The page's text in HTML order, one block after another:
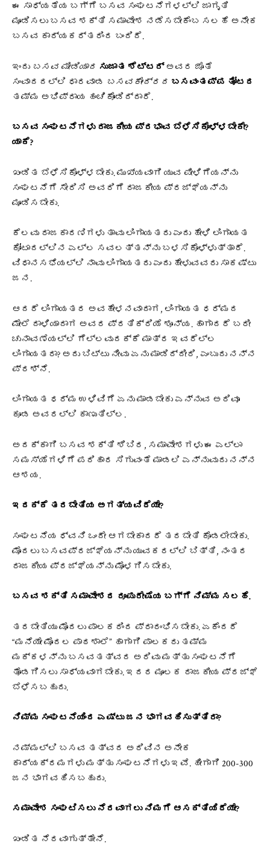
ಈ ಸಾಧ್ಯತೆಯ ಬಗ್ಗೆ ಬಸವ ಸಂಘಟನೆಗಳಲ್ಲಿ ಜಾಗೃತಿ
ಮೂಡಿಸಲು ಬಸವ ಶಕ್ತಿ ಸಮಾವೇಶ ನಡೆಸಬೇಕೆಂಬ ಸಲಹೆ ಅನೇಕ
ಬಸವ ಕಾರ್ಯಕರ್ತರಿಂದ ಬಂದಿದೆ.
ಇಂದು ಬಸವ ಮೀಡಿಯಾದ ಸುಜಾತ ಶೆಟ್ಟರ್ಅವರ ಜೊತೆ
ಸಂವಾದದಲ್ಲಿ ಧಾರವಾಡ ಬಸವಕೇಂದ್ರದ ಬಸವಂತಪ್ಪ ತೋಟದ
ತಮ್ಮ ಅಭಿಪ್ರಾಯ ಹಂಚಿಕೊಂಡಿದ್ದಾರೆ.
ಬಸವ ಸಂಘಟನೆಗಳು ರಾಜಕೀಯ ಪ್ರಭಾವ ಬೆಳೆಸಿಕೊಳ್ಳಬೇಕೇ?
ಯಾಕೆ?
ಖಂಡಿತ ಬೆಳೆಸಿಕೊಳ್ಳಬೇಕು. ಮುಖ್ಯವಾಗಿ ಯುವ ಪೀಳಿಗೆಯನ್ನು
ಸಂಘಟನೆಗೆ ಸೇರಿಸಿ ಅವರಿಗೆ ರಾಜಕೀಯ ಪ್ರಜ್ಞೆಯನ್ನು
ಮೂಡಿಸಬೇಕು.
ಕೆಲವು ರಾಜಕಾರಣಿಗಳು ತಾವು ಲಿಂಗಾಯತರು ಎಂದು ಹೇಳಿ ಲಿಂಗಾಯತ
ಕೋಟಾದಲ್ಲಿನ ಎಲ್ಲ ಸವಲತ್ತನ್ನು ಬಳಸಿಕೊಳ್ಳುತ್ತಾರೆ.
ವಿಧಾನಸಭೆಯಲ್ಲಿ ನಾವು ಲಿಂಗಾಯತರು ಎಂದು ಹೇಳುವವರು ಸಾಕಷ್ಟು
ಜನ.
ಆದರೆ ಲಿಂಗಾಯತರ ಅವಹೇಳನವಾದಾಗ, ಲಿಂಗಾಯತ ಧರ್ಮದ
ಮೇಲೆ ದಾಳಿಯಾದಾಗ ಅವರ ಪ್ರತಿಕ್ರಿಯೆ ಶೂನ್ಯ. ಹಾಗಾದರೆ ಬರೀ
ಚುನಾವಣೆಯಲ್ಲಿ ಗೆಲ್ಲವುದಕ್ಕೆ ಮಾತ್ರ ಇವರೆಲ್ಲ
ಲಿಂಗಾಯತರಾ? ಅದು ಬಿಟ್ಟು ನೀವು ಏನು ಮಾಡಿದ್ದೀರಿ, ಎಂಬುದು ನನ್ನ
ಪ್ರಶ್ನೆ.
ಲಿಂಗಾಯತ ಧರ್ಮ ಉಳಿವಿಗೆ ಏನು ಮಾಡಬೇಕು ಎನ್ನುವ ಅರಿವೂ
ಕೂಡ ಅವರಲ್ಲಿ ಕಾಣುತಿಲ್ಲ.
ಅದಕ್ಕಾಗಿ ಬಸವ ಶಕ್ತಿ ಶಿಬಿರ, ಸಮಾವೇಶಗಳು ಈ ಎಲ್ಲಾ
ಸಮಸ್ಯೆಗಳಿಗೆ ಪರಿಹಾರ ಸಿಗುವಂತೆ ಮಾಡಲಿ ಎನ್ನುವುದು ನನ್ನ
ಆಶಯ.
ಇದಕ್ಕೆ ತರಬೇತಿಯ ಅಗತ್ಯವಿದೆಯೇ?
ಸಂಘಟನೆಯ ಧ್ವನಿ ಒಂದೇ ಆಗಬೇಕಾದರೆ ತರಬೇತಿ ಕೊಡಲೇಬೇಕು.
ಮೊದಲು ಬಸವಪ್ರಜ್ಞೆಯನ್ನು ಯುವಕರಲ್ಲಿ ಬಿತ್ತಿ, ನಂತರ
ರಾಜಕೀಯ ಪ್ರಜ್ಞೆಯನ್ನು ಮೊಳಗಿಸಬೇಕು.
ಬಸವ ಶಕ್ತಿ ಸಮಾವೇಶದ ರೂಪುರೇಷೆಯ ಬಗ್ಗೆ ನಿಮ್ಮ ಸಲಹೆ.
ತರಬೇತಿಯು ಮೊದಲು ಪಾಲಕರಿಂದ ಪ್ರಾರಂಭಿಸಬೇಕು. ಏಕೆಂದರೆ
“ಮನೆಯೇ ಮೊದಲ ಪಾಠಶಾಲೆ” ಹಾಗಾಗಿ ಪಾಲಕರು ತಮ್ಮ
ಮಕ್ಕಳನ್ನು ಬಸವತತ್ವದ ಅರಿವು ಮತ್ತು ಸಂಘಟನೆಗೆ
ತೊಡಗಿಸಲು ಸಾಧ್ಯವಾಗಬೇಕು. ಇದರ ಮೂಲಕ ರಾಜಕೀಯ ಪ್ರಜ್ಞೆ
ಬೆಳೆಸಬಹುದು.
ನಿಮ್ಮ ಸಂಘಟನೆಯಿಂದ ಎಷ್ಟು ಜನ ಭಾಗವಹಿಸುತ್ತಿರಾ?
ನಮ್ಮಲ್ಲಿ ಬಸವ ತತ್ವದ ಅರಿವಿನ ಅನೇಕ
ಕಾರ್ಯಕ್ರಮಗಳು ಮತ್ತು ಸಂಘಟನೆಗಳು ಇವೆ. ಹೀಗಾಗಿ 200-300
ಜನ ಭಾಗವಹಿಸಬಹುದು.
ಸಮಾವೇಶ ಸಂಘಟಿಸಲು ನೆರವಾಗಲು ನಿಮಗೆ ಆಸಕ್ತಿಯಿದೆಯೇ?
ಖಂಡಿತ ನೆರವಾಗುತ್ತೇನೆ.